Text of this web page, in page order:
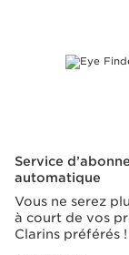
Service
automatique
Vous ne serez
à court de vos
Clarins préférés !